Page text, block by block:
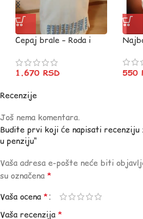
Cepaj brale – Roda i
1.670 RSD 550
Recenzije
Još nema komentara.
Budite prvi koji će napisati recenziju
u penziju“
Vaša adresa e-pošte neće biti
su označena *
Vaša ocena *
Vaša recenzija *